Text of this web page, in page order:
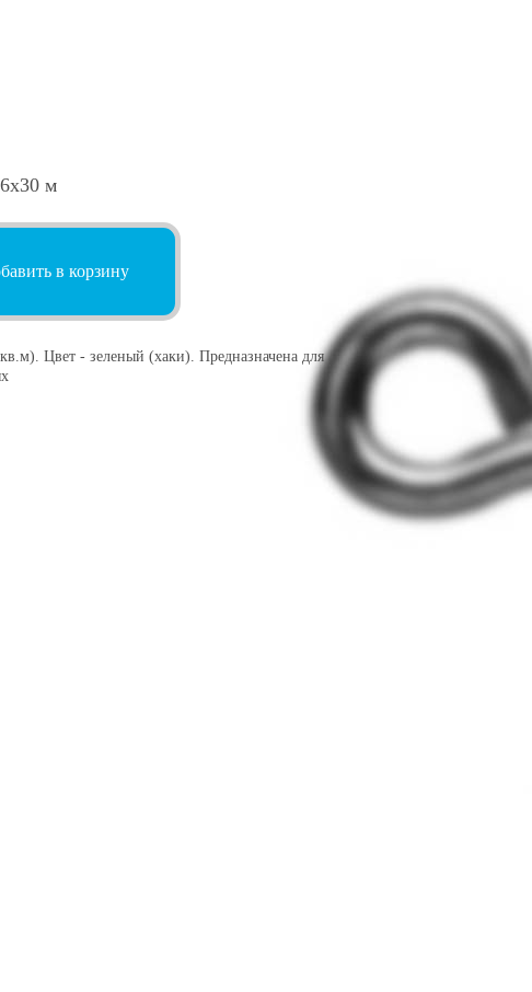
м
в корзину
Цвет - зеленый (хаки). Предназначена для